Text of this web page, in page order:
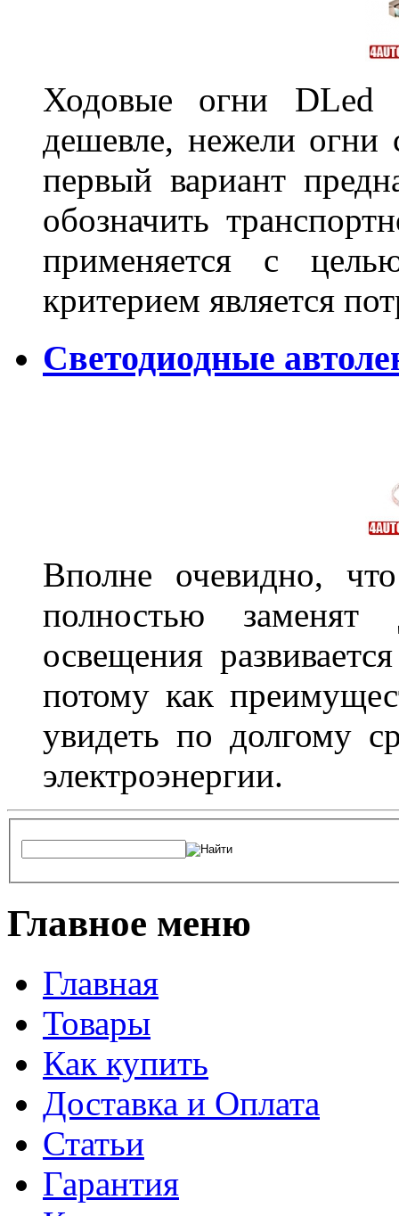
Ходовые огни DLed
дешевле, нежели огни
первый вариант
обозначить
применяется с
критерием является
Светодиодные
Вполне очевидно,
полностью
освещения
потому как
увидеть по долгому
электроэнергии.
Главное меню
Главная
Товары
Как купить
Доставка и Оплата
Статьи
Гарантия